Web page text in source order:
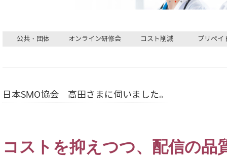
公共・団体 オンライン研修会 コスト削減 プリペイ
日本SMO協会 高田さまに伺いました。
コストを抑えつつ、配信の品